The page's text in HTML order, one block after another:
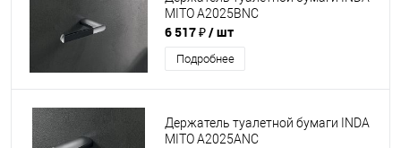
MITO A2025BNC
6 517 ₽/ шт
Подробнее
Держатель туалетной бумаги INDA
MITO A2025ANC